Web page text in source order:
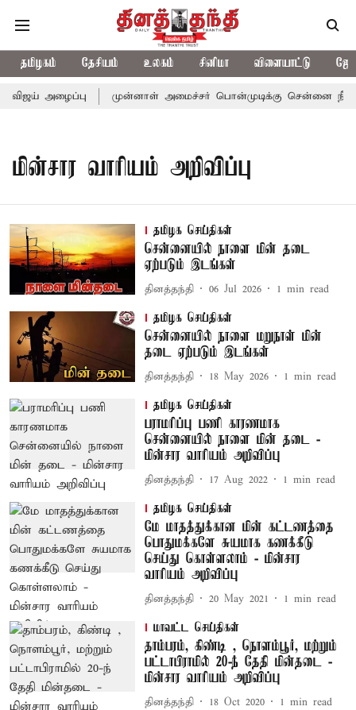
தமிழகம் தேசியம் உலகம் சினிமா விளையாட்டு
விஜய் அழைப்பு முன்னாள் அமைச்சர் பொன்முடிக்கு சென்னை
மின்சார வாரியம் அறிவிப்பு
தமிழக செய்திகள்
சென்னையில் நாளை மின் தடை
ஏற்படும் இடங்கள்
தினத்தந்தி 06 Jul 2026 1 min read
தமிழக செய்திகள்
சென்னையில் நாளை மறுநாள் மின்
தடை ஏற்படும் இடங்கள்
தினத்தந்தி 18 May 2026 1 min read
தமிழக செய்திகள்
பராமரிப்பு பணி காரணமாக
சென்னையில் நாளை மின் தடை -
மின்சார வாரியம் அறிவிப்பு
தினத்தந்தி 17 Aug 2022 1 min read
தமிழக செய்திகள்
மே மாதத்துக்கான மின் கட்டணத்தை
பொதுமக்களே சுயமாக கணக்கீடு
செய்து கொள்ளலாம் - மின்சார
வாரியம் அறிவிப்பு
தினத்தந்தி 20 May 2021 1 min read
மாவட்ட செய்திகள்
தாம்பரம், கிண்டி , நொளம்பூர், மற்றும்
பட்டாபிராமில் 20-ந் தேதி மின்தடை -
மின்சார வாரியம் அறிவிப்பு
தினத்தந்தி 18 Oct 2020 1 min read